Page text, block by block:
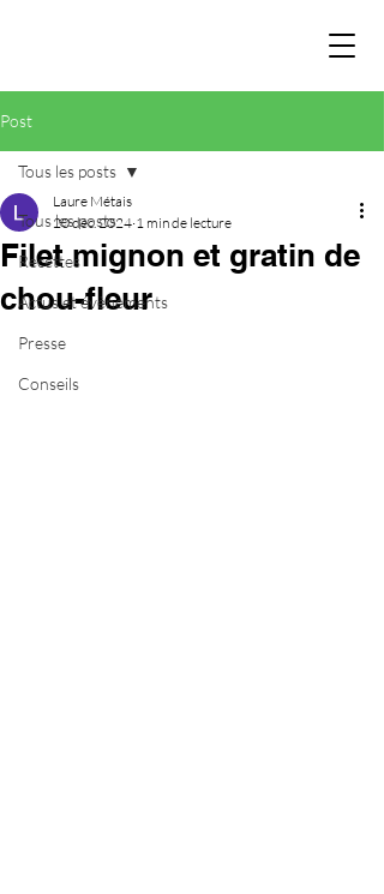
Post
Tous les posts
Recettes
Actus et évènements
Presse
Conseils
Tous les posts
Filet mignon et gratin de
chou-fleur
Laure Métais
20 déc. 2024 1 min de lecture